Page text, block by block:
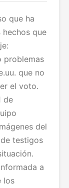
que ha
que
problemas
que no
el voto.
de
del
testigos
a
los